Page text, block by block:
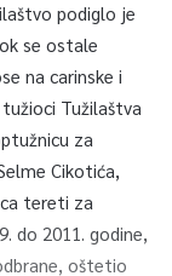
podiglo je
se ostale
na carinske i
Tužilaštva
za
Cikotića,
tereti za
do 2011. godine,
oštetio